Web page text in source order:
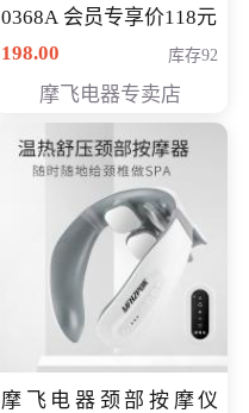
0368A 会员专享价118元
198.00
库存92
摩飞电器专卖店
摩飞电器颈部按摩仪